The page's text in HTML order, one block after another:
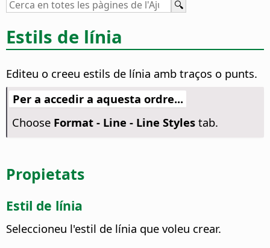
Estils de línia
Editeu o creeu estils de línia amb traços o punts.
Per a accedir a aquesta ordre...
Choose Format - Line - Line Stylestab.
Propietats
Estil de línia
Seleccioneu l'estil de línia que voleu crear.